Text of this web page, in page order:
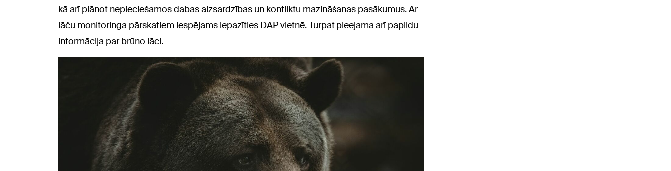
kā arī plānot nepieciešamos dabas aizsardzības un konfliktu mazināšanas pasākumus. Ar
lāču monitoringa pārskatiem iespējams iepazīties DAP vietnē. Turpat pieejama arī papildu
informācija par brūno lāci.